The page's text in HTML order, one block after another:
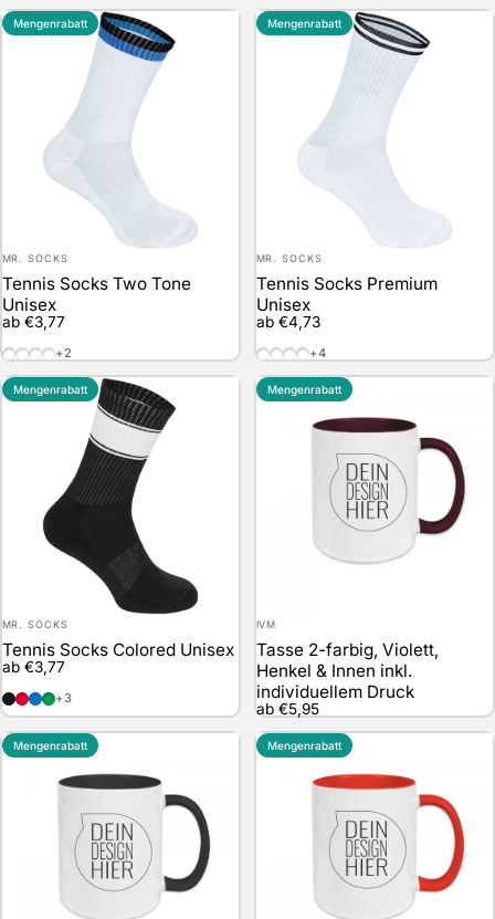
Mengenrabatt
Anbieter:
MR. SOCKS
Tennis Socks Two Tone
Unisex
ab €3,77
White / Black / Red
White / Black / Blue
White / Black / Green
White / Black / Yellow
+2
Mengenrabatt
Anbieter:
MR. SOCKS
Tennis Socks Premium
Unisex
ab €4,73
White / White
White / Black
White / Navy
White / Red
+4
Mengenrabatt
Anbieter:
MR. SOCKS
Tennis Socks Colored Unisex
ab €3,77
Black / White
Red / White
Blue / White
Green / White
+3
Mengenrabatt
Anbieter:
IVM
Tasse 2-farbig, Violett,
Henkel & Innen inkl.
individuellem Druck
ab €5,95
Mengenrabatt Mengenrabatt